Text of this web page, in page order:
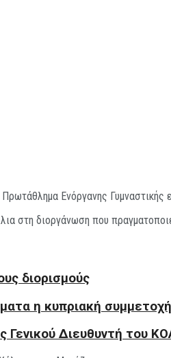
Ενόργανης Γυμναστικής
στη διοργάνωση που
διορισμούς
η κυπριακή
Διευθυντή του